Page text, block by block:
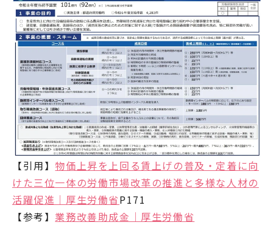
【引用】 物価上昇を上回る賃上げの普及・定着に向
けた三位一体の労働市場改革の推進と多様な人材の
活躍促進｜厚生労働省P171
【参考】 業務改善助成金｜厚生労働省